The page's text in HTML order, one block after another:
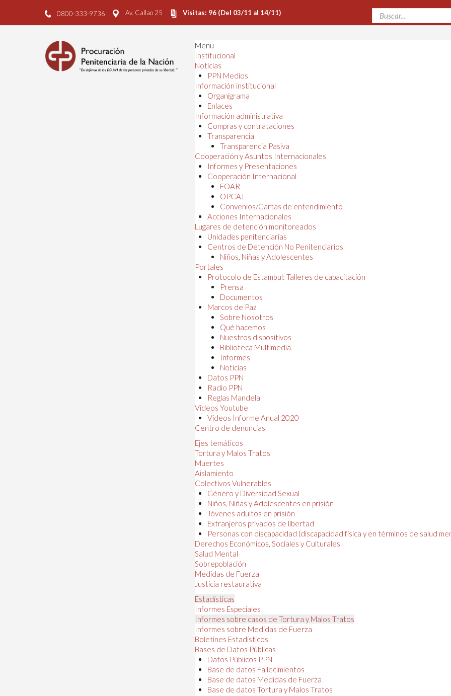
0800-333-9736 Av. Callao 25 Visitas: 96 (Del 03/11 al 14/11)
Menu
Institucional
Noticias
PPN Medios
Información institucional
Organigrama
Enlaces
Información administrativa
Compras y contrataciones
Transparencia
Transparencia Pasiva
Cooperación y Asuntos Internacionales
Informes y Presentaciones
Cooperación Internacional
FOAR
OPCAT
Convenios/Cartas de entendimiento
Acciones Internacionales
Lugares de detención monitoreados
Unidades penitenciarias
Centros de Detención No Penitenciarios
Niños, Niñas y Adolescentes
Portales
Protocolo de Estambul: Talleres de capacitación
Prensa
Documentos
Marcos de Paz
Sobre Nosotros
Qué hacemos
Nuestros dispositivos
Biblioteca Multimedia
Informes
Noticias
Datos PPN
Radio PPN
Reglas Mandela
Videos Youtube
Videos Informe Anual 2020
Centro de denuncias
Ejes temáticos
Tortura y Malos Tratos
Muertes
Aislamiento
Colectivos Vulnerables
Género y Diversidad Sexual
Niños, Niñas y Adolescentes en prisión
Jóvenes adultos en prisión
Extranjeros privados de libertad
Personas con discapacidad (discapacidad física y en términos de salud
Derechos Económicos, Sociales y Culturales
Salud Mental
Sobrepoblación
Medidas de Fuerza
Justicia restaurativa
Estadísticas
Informes Especiales
Informes sobre casos de Tortura y Malos Tratos
Informes sobre Medidas de Fuerza
Boletines Estadísticos
Bases de Datos Públicas
Datos Públicos PPN
Base de datos Fallecimientos
Base de datos Medidas de Fuerza
Base de datos Tortura y Malos Tratos